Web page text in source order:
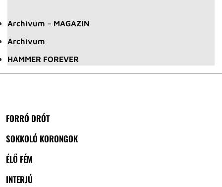
Archívum – MAGAZIN
Archívum
HAMMER FOREVER
FORRÓ DRÓT
SOKKOLÓ KORONGOK
ÉLŐ FÉM
INTERJÚ